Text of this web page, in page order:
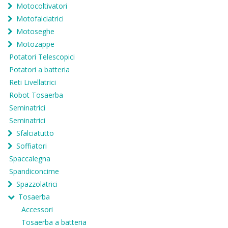
Motocoltivatori
Motofalciatrici
Motoseghe
Motozappe
Potatori Telescopici
Potatori a batteria
Reti Livellatrici
Robot Tosaerba
Seminatrici
Seminatrici
Sfalciatutto
Soffiatori
Spaccalegna
Spandiconcime
Spazzolatrici
Tosaerba
Accessori
Tosaerba a batteria